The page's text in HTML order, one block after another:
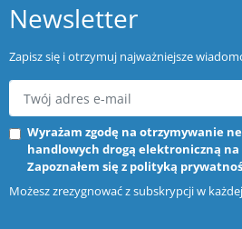
Newsletter
Zapisz się i otrzymuj najważniejsze
Wyrażam zgodę na otrzymywanie
handlowych drogą elektroniczną na
Zapoznałem się z polityką
Możesz zrezygnować z subskrypcji w